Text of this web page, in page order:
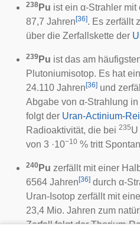
238 Pu ist ein α-Strahler
87,7 Jahren [36]. Es zerfällt
über die Zerfallskette der
239 Pu ist das am
Plutoniumisotop. Es hat
24.110 Jahren [36] und
Abgabe von α-Strahlung in
folgt der Uran-Actinium-
Radioaktivität, die bei 235U
von 3 ·10−10 % tritt
240 Pu zerfällt mit einer
6564 Jahren [36] durch α-
Uran-Isotop zerfällt mit
23,4 Mio. Jahren zum
Zerfall folgt der Thorium-